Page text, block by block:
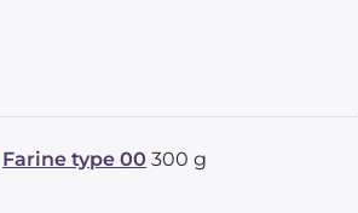
Farine type 00 300 g